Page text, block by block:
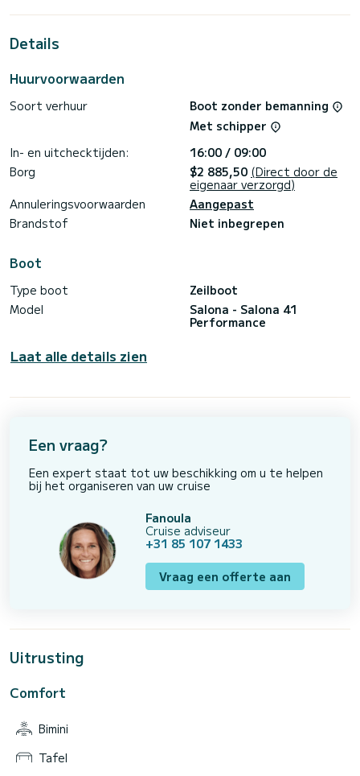
Details
Huurvoorwaarden
Soort verhuur
Boot zonder bemanning
Met schipper
In- en uitchecktijden:
16:00 / 09:00
Borg
$2 885,50 (Direct door de
eigenaar verzorgd)
Annuleringsvoorwaarden
Aangepast
Brandstof
Niet inbegrepen
Boot
Type boot
Zeilboot
Model
Salona - Salona 41
Performance
Laat alle details zien
Een vraag?
Een expert staat tot uw beschikking om u te helpen
bij het organiseren van uw cruise
Fanoula
Cruise adviseur
+31 85 107 1433
Vraag een offerte aan
Uitrusting
Comfort
Bimini
Tafel